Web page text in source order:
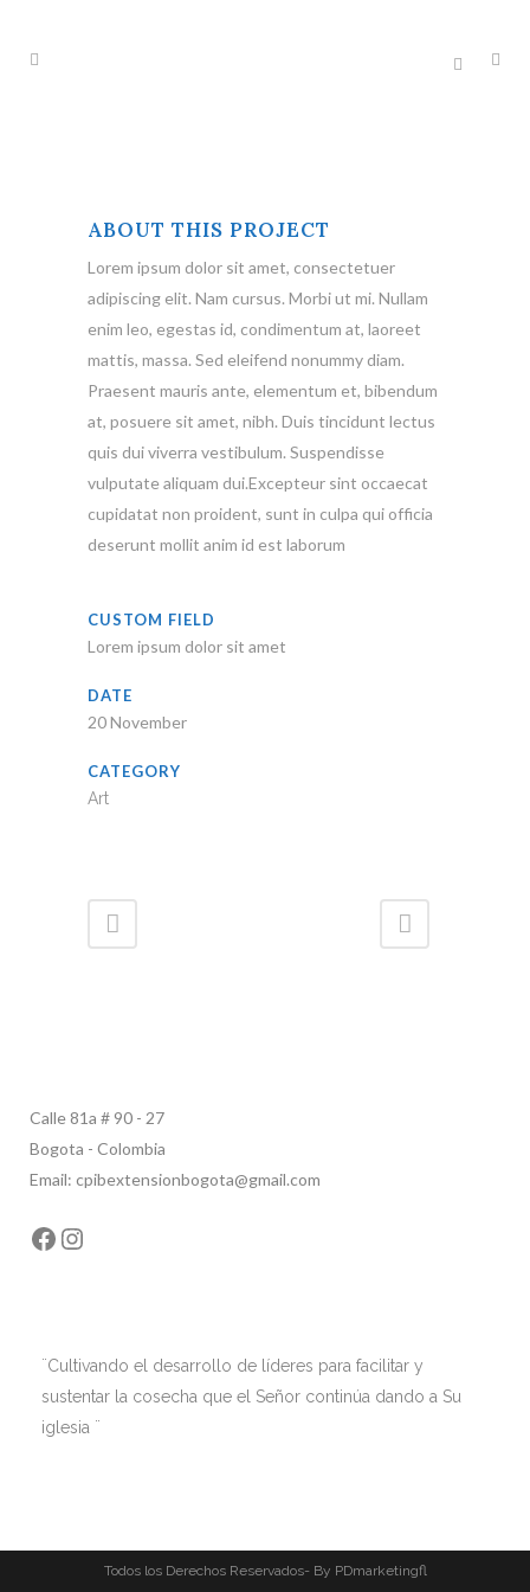
ABOUT THIS PROJECT
Lorem ipsum dolor sit amet, consectetuer
adipiscing elit. Nam cursus. Morbi ut mi. Nullam
enim leo, egestas id, condimentum at, laoreet
mattis, massa. Sed eleifend nonummy diam.
Praesent mauris ante, elementum et, bibendum
at, posuere sit amet, nibh. Duis tincidunt lectus
quis dui viverra vestibulum. Suspendisse
vulputate aliquam dui.Excepteur sint occaecat
cupidatat non proident, sunt in culpa qui officia
deserunt mollit anim id est laborum
CUSTOM FIELD
Lorem ipsum dolor sit amet
DATE
20 November
CATEGORY
Art
Calle 81a # 90 - 27
Bogota - Colombia
Email: cpibextensionbogota@gmail.com
Facebook
Instagram
¨Cultivando el desarrollo de líderes para facilitar y
sustentar la cosecha que el Señor continúa dando a Su
iglesia ¨
Todos los Derechos Reservados- By PDmarketingfl